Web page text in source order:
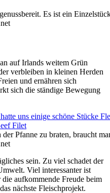
Es ist ein
auf Irlands weitem Grün
verbleiben in kleinen Herden
und ernähren sich
sich die ständige Bewegung
Pfanne zu braten, braucht
sein. Zu viel schadet der
Viel interessanter ist
aufkommende Freude beim
nächste Fleischprojekt.